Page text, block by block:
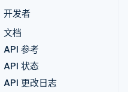
开发者
文档
API 参考
API 状态
API 更改日志